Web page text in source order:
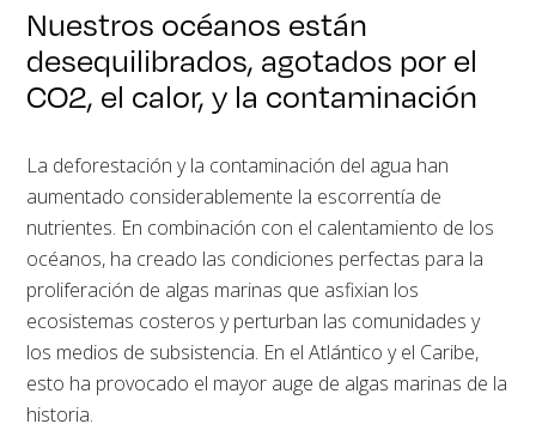
Nuestros océanos están
desequilibrados, agotados por el
CO2, el calor, y la contaminación
La deforestación y la contaminación del agua han
aumentado considerablemente la escorrentía de
nutrientes. En combinación con el calentamiento de los
océanos, ha creado las condiciones perfectas para la
proliferación de algas marinas que asfixian los
ecosistemas costeros y perturban las comunidades y
los medios de subsistencia. En el Atlántico y el Caribe,
esto ha provocado el mayor auge de algas marinas de la
historia.